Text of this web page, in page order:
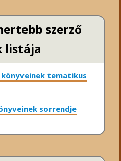
szerző
listája
tematikus
sorrendje